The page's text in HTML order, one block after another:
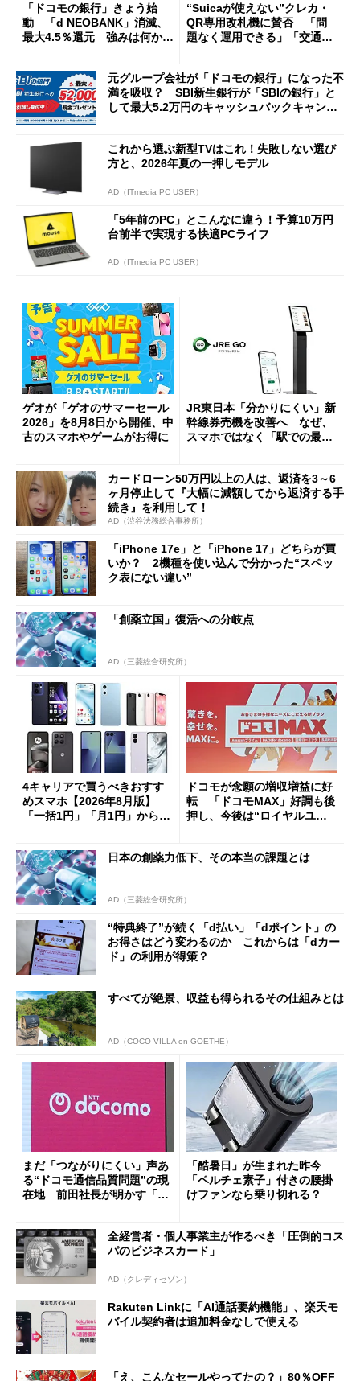
「ドコモの銀行」きょう始
動 「d NEOBANK」消滅、
最大4.5％還元 強みは何か解
“Suicaが使えない”クレカ・
QR専用改札機に賛否 「問
題なく運用できる」「交通系I
元グループ会社が「ドコモの銀行」になった不
満を吸収？ SBI新生銀行が「SBIの銀行」と
して最大5.2万円のキャッシュバックキャンペ
これから選ぶ新型TVはこれ！失敗しない選び
方と、2026年夏の一押しモデル
AD（ITmedia PC USER）
「5年前のPC」とこんなに違う！予算10万円
台前半で実現する快適PCライフ
AD（ITmedia PC USER）
ゲオが「ゲオのサマーセール
2026」を8月8日から開催、中
古のスマホやゲームがお得に
JR東日本「分かりにくい」新
幹線券売機を改善へ なぜ、
スマホではなく「駅での最短
カードローン50万円以上の人は、返済を3～6
ヶ月停止して『大幅に減額してから返済する手
続き』を利用して！
AD（渋谷法務総合事務所）
「iPhone 17e」と「iPhone 17」どちらが買
いか？ 2機種を使い込んで分かった“スペッ
ク表にない違い”
「創薬立国」復活への分岐点
AD（三菱総合研究所）
4キャリアで買うべきおすす
めスマホ【2026年8月版】
「一括1円」「月1円」からお
ドコモが念願の増収増益に好
転 「ドコモMAX」好調も後
押し、今後は“ロイヤルユー
日本の創薬力低下、その本当の課題とは
AD（三菱総合研究所）
“特典終了”が続く「d払い」「dポイント」の
お得さはどう変わるのか これからは「dカー
ド」の利用が得策？
すべてが絶景、収益も得られるその仕組みとは
AD（COCO VILLA on GOETHE）
まだ「つながりにくい」声あ
る“ドコモ通信品質問題”の現
在地 前田社長が明かす「道
「酷暑日」が生まれた昨今
「ペルチェ素子」付きの腰掛
けファンなら乗り切れる？
全経営者・個人事業主が作るべき「圧倒的コス
パのビジネスカード」
AD（クレディセゾン）
Rakuten Linkに「AI通話要約機能」、楽天モ
バイル契約者は追加料金なしで使える
「え、こんなセールやってたの？」80％OFF